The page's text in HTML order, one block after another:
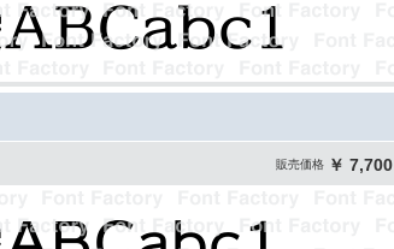
販売価格 ￥ 7,700